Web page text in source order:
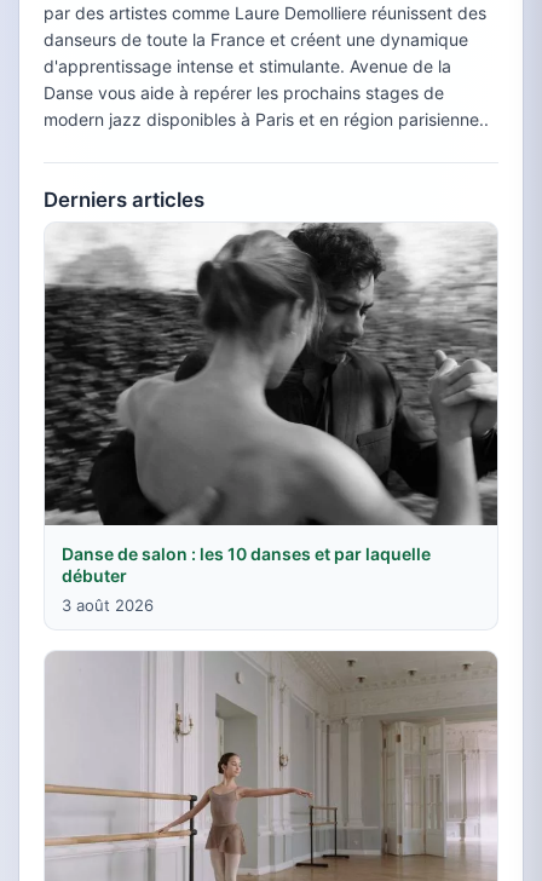
par des artistes comme Laure Demolliere réunissent des
danseurs de toute la France et créent une dynamique
d'apprentissage intense et stimulante. Avenue de la
Danse vous aide à repérer les prochains stages de
modern jazz disponibles à Paris et en région parisienne..
Derniers articles
Danse de salon : les 10 danses et par laquelle
débuter
3 août 2026